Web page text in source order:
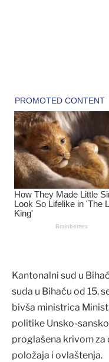
Kantonalni sud u
suda u Bihaću od 15.
bivša ministrica
politike Unsko-
proglašena krivom
položaja i ovlaštenja.